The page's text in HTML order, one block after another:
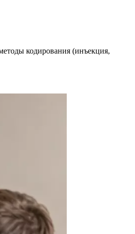
кодирования (инъекция,